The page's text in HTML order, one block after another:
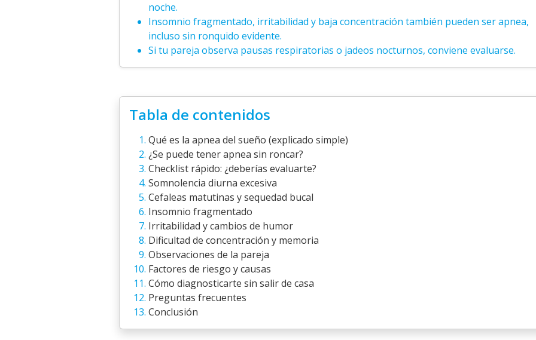
noche.
Insomnio fragmentado, irritabilidad y baja concentración también pueden ser apnea,
incluso sin ronquido evidente.
Si tu pareja observa pausas respiratorias o jadeos nocturnos, conviene evaluarse.
Tabla de contenidos
Qué es la apnea del sueño (explicado simple)
¿Se puede tener apnea sin roncar?
Checklist rápido: ¿deberías evaluarte?
Somnolencia diurna excesiva
Cefaleas matutinas y sequedad bucal
Insomnio fragmentado
Irritabilidad y cambios de humor
Dificultad de concentración y memoria
Observaciones de la pareja
Factores de riesgo y causas
Cómo diagnosticarte sin salir de casa
Preguntas frecuentes
Conclusión